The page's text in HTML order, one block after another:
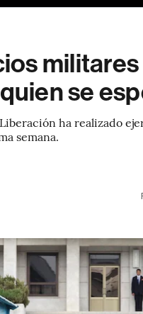
se
ha realizado
semana.